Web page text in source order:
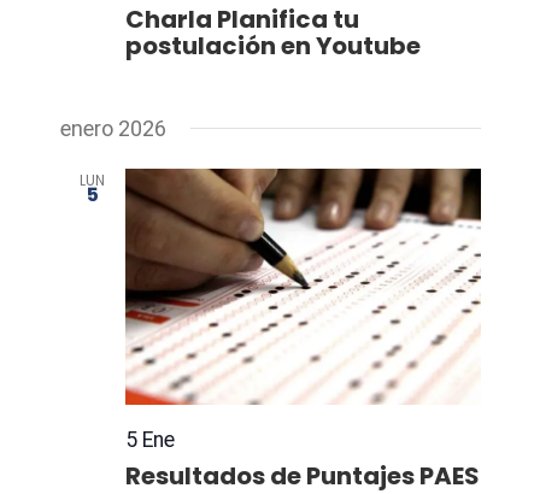
Charla Planifica tu
postulación en Youtube
enero 2026
LUN
5
5 Ene
Resultados de Puntajes PAES